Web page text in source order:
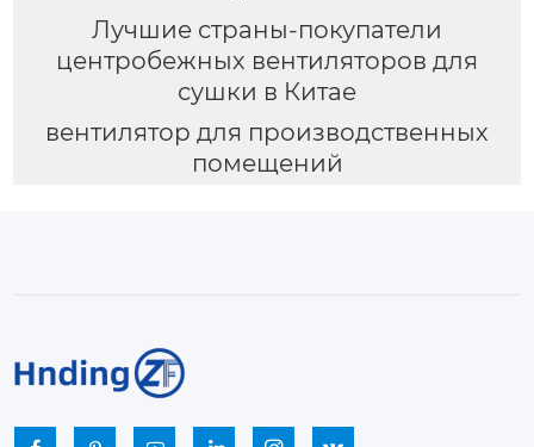
Лучшие страны-покупатели
центробежных вентиляторов для
сушки в Китае
вентилятор для производственных
помещений